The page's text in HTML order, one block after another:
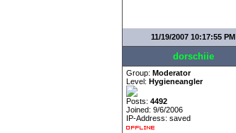
11/19/2007 10:17:55 PM
dorschiie
Group: Moderator
Level: Hygieneangler
Posts: 4492
Joined: 9/6/2006
IP-Address: saved